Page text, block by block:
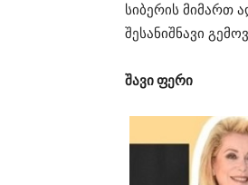
სიბერის მიმართ
შესანიშნავი
შავი ფერი